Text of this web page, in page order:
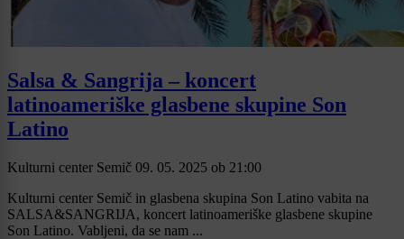
Salsa & Sangrija – koncert
latinoameriške glasbene skupine Son
Latino
Kulturni center Semič 09. 05. 2025 ob 21:00
Kulturni center Semič in glasbena skupina Son Latino vabita na
SALSA&SANGRIJA, koncert latinoameriške glasbene skupine
Son Latino. Vabljeni, da se nam ...